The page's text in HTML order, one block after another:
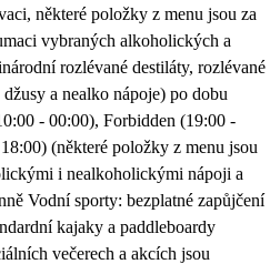
některé položky z menu jsou za
vybraných alkoholických a
rozlévané destiláty, rozlévané
a nealko nápoje) po dobu
- 00:00), Forbidden (19:00 -
(některé položky z menu jsou
i nealkoholickými nápoji a
Vodní sporty: bezplatné zapůjčení
kajaky a paddleboardy
večerech a akcích jsou